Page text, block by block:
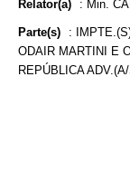
Relator(a) : Min.
Parte(s) :
ODAIR MARTINI E
REPÚBLICA